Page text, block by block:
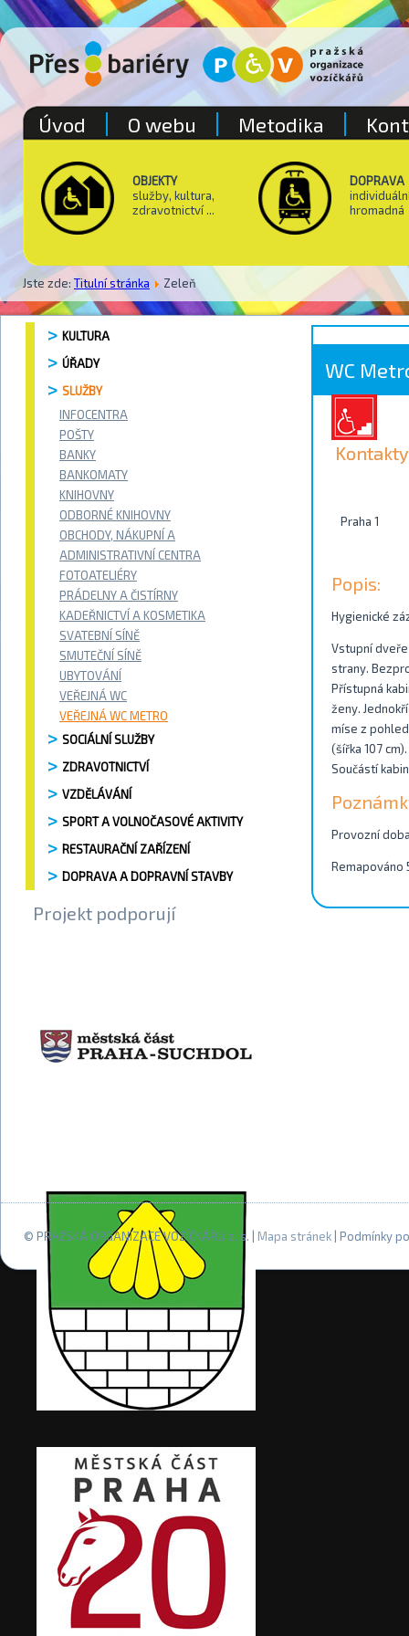
OBJEKTY
služby, kultura,
zdravotnictví ...
DOPRAVA
hromadná
Jste zde: Titulní stránka Zeleň
Úvod O webu Metodika
KULTURA
ÚŘADY
SLUŽBY
INFOCENTRA
POŠTY
BANKY
BANKOMATY
KNIHOVNY
ODBORNÉ KNIHOVNY
OBCHODY, NÁKUPNÍ A
ADMINISTRATIVNÍ CENTRA
FOTOATELIÉRY
PRÁDELNY A ČISTÍRNY
KADEŘNICTVÍ A KOSMETIKA
SVATEBNÍ SÍNĚ
SMUTEČNÍ SÍNĚ
UBYTOVÁNÍ
VEŘEJNÁ WC
VEŘEJNÁ WC METRO
SOCIÁLNÍ SLUŽBY
ZDRAVOTNICTVÍ
VZDĚLÁVÁNÍ
SPORT A VOLNOČASOVÉ AKTIVITY
RESTAURAČNÍ ZAŘÍZENÍ
DOPRAVA A DOPRAVNÍ STAVBY
Projekt podporují
WC
Kontakty
Praha 1
Popis:
Hygienické
Vstupní
strany.
Přístupná
ženy.
míse z
(šířka 107
Součástí
Provozní
Remapováno
© PRAŽSKÁ ORGANIZACE VOZÍČKÁŘŮ z. s. | Mapa stránek | Podmínky